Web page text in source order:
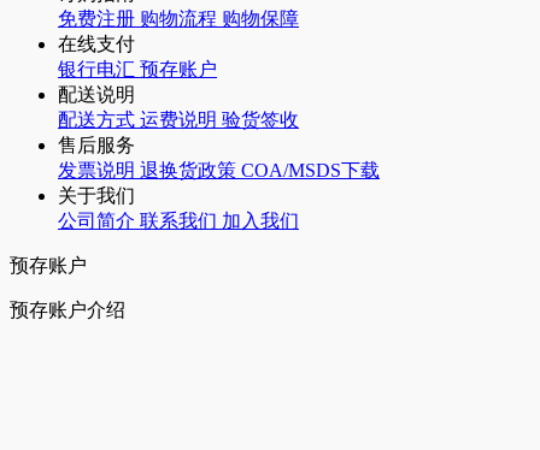
免费注册 购物流程 购物保障
在线支付
银行电汇 预存账户
配送说明
配送方式 运费说明 验货签收
售后服务
发票说明 退换货政策 COA/MSDS下载
关于我们
公司简介 联系我们 加入我们
预存账户
预存账户介绍